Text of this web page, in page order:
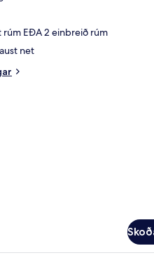
EÐA 2 einbreið rúm
net